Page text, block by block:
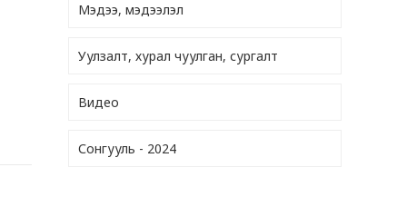
Мэдээ, мэдээлэл
Уулзалт, хурал чуулган, сургалт
Видео
Сонгууль - 2024